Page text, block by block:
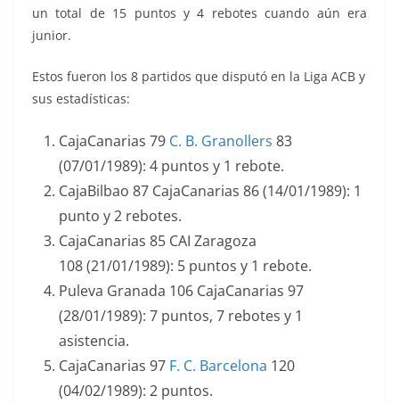
un total de 15 puntos y 4 rebotes cuando aún era
junior.
Estos fueron los 8 partidos que disputó en la Liga ACB y
sus estadísticas:
CajaCanarias 79 C. B. Granollers 83
(07/01/1989): 4 puntos y 1 rebote.
CajaBilbao 87 CajaCanarias 86 (14/01/1989): 1
punto y 2 rebotes.
CajaCanarias 85 CAI Zaragoza
108 (21/01/1989): 5 puntos y 1 rebote.
Puleva Granada 106 CajaCanarias 97
(28/01/1989): 7 puntos, 7 rebotes y 1
asistencia.
CajaCanarias 97 F. C. Barcelona 120
(04/02/1989): 2 puntos.